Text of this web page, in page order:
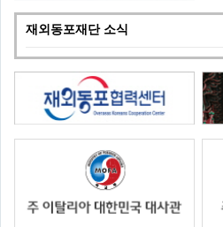
재외동포재단 소식